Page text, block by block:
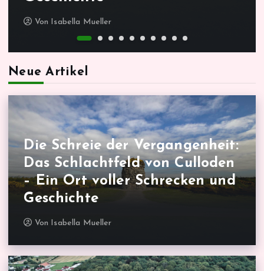
Von Isabella Mueller
Neue Artikel
Die Schreie der Vergangenheit:
Das Schlachtfeld von Culloden
– Ein Ort voller Schrecken und
Geschichte
Von Isabella Mueller